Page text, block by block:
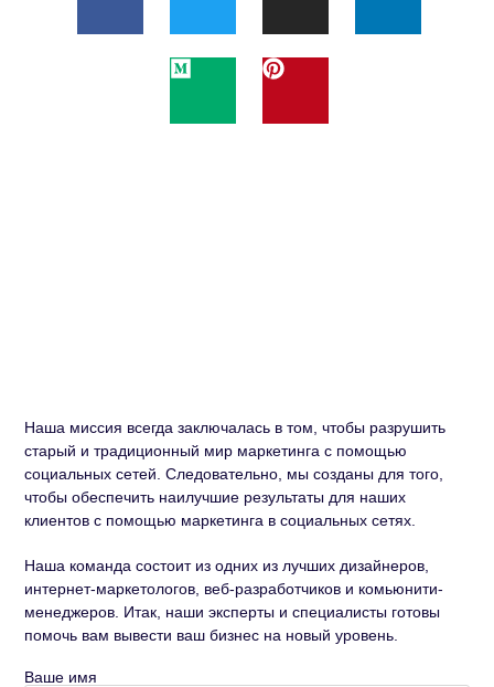
Наша миссия всегда заключалась в том, чтобы разрушить
старый и традиционный мир маркетинга с помощью
социальных сетей. Следовательно, мы созданы для того,
чтобы обеспечить наилучшие результаты для наших
клиентов с помощью маркетинга в социальных сетях.
Наша команда состоит из одних из лучших дизайнеров,
интернет-маркетологов, веб-разработчиков и комьюнити-
менеджеров. Итак, наши эксперты и специалисты готовы
помочь вам вывести ваш бизнес на новый уровень.
Ваше имя